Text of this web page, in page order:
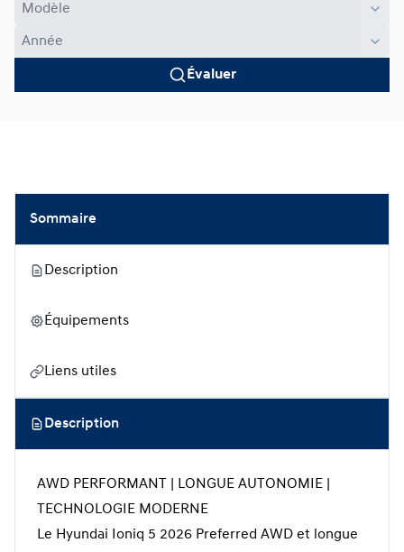
Évaluer
Sommaire
Description
Équipements
Liens utiles
Description
AWD PERFORMANT | LONGUE AUTONOMIE |
TECHNOLOGIE MODERNE
Le Hyundai Ioniq 5 2026 Preferred AWD et longue